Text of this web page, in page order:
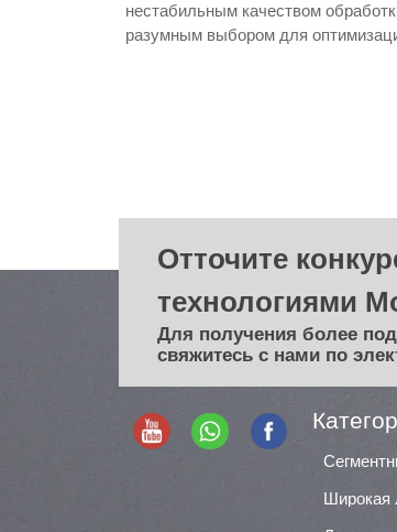
нестабильным качеством
разумным выбором для
Отточите
технологиями
Для получения более
свяжитесь с нами по